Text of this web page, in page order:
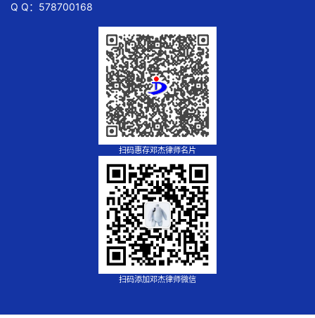
Q Q：578700168
扫码惠存邓杰律师名片
扫码添加邓杰律师微信